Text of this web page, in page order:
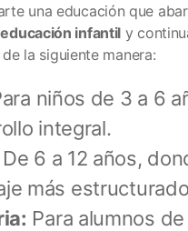
una educación que
educación infantil y
la siguiente manera:
niños de 3 a 6
integral.
De 6 a 12 años,
más
Para alumnos de